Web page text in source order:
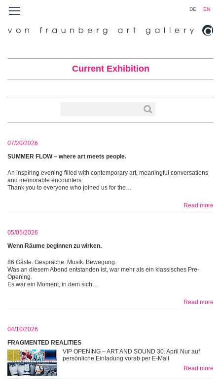
DE EN
Current Exhibition
07/20/2026
SUMMER FLOW – where art meets people.
An inspiring evening filled with contemporary art, meaningful conversations
and memorable encounters.
Thank you to everyone who joined us for the…
Read more
05/05/2026
Wenn Räume beginnen zu wirken.
86 Gäste. Gespräche. Musik. Bewegung.
Was an diesem Abend entstanden ist, war mehr als ein klassisches Pre-
Opening.
Es war ein Moment, in dem sich…
Read more
04/10/2026
FRAGMENTED REALITIES
VIP OPENING – ART AND SOUND 30. April Nur auf
persönliche Einladung vorab per E-Mail
Read more